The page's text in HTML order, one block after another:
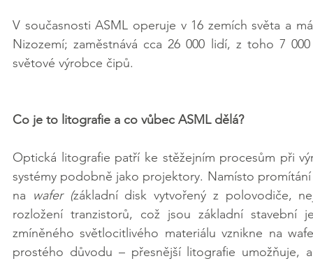
V současnosti ASML operuje v 16 zemích světa a
Nizozemí; zaměstnává cca 26 000 lidí, z toho 7
světové výrobce čipů.
Co je to litografie a co vůbec ASML dělá?
Optická litografie patří ke stěžejním procesům při
systémy podobně jako projektory. Namísto
na wafer (základní disk vytvořený z polovodiče,
rozložení tranzistorů, což jsou základní stavební
zmíněného světlocitlivého materiálu vznikne na
prostého důvodu – přesnější litografie umožňuje,